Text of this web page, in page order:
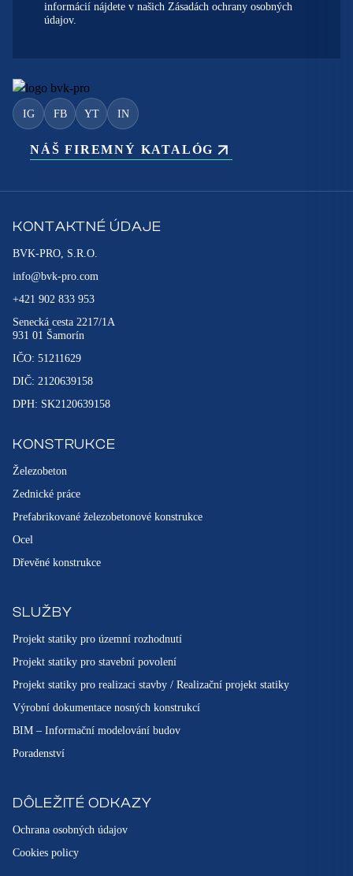
informácií nájdete v našich Zásadách ochrany osobných
údajov.
IG FB YT IN
NÁŠ FIREMNÝ KATALÓG
KONTAKTNÉ ÚDAJE
BVK-PRO, S.R.O.
info@bvk-pro.com
+421 902 833 953
Senecká cesta 2217/1A
931 01 Šamorín
IČO: 51211629
DIČ: 2120639158
DPH: SK2120639158
KONSTRUKCE
Železobeton
Zednické práce
Prefabrikované železobetonové konstrukce
Ocel
Dřevěné konstrukce
SLUŽBY
Projekt statiky pro územní rozhodnutí
Projekt statiky pro stavební povolení
Projekt statiky pro realizaci stavby / Realizační projekt statiky
Výrobní dokumentace nosných konstrukcí
BIM – Informační modelování budov
Poradenství
DÔLEŽITÉ ODKAZY
Ochrana osobných údajov
Cookies policy